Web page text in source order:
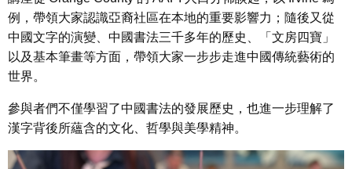
例，帶領大家認識亞裔社區在本地的重要影響力；隨後又從
中國文字的演變、中國書法三千多年的歷史、「文房四寶」
以及基本筆畫等方面，帶領大家一步步走進中國傳統藝術的
世界。
參與者們不僅學習了中國書法的發展歷史，也進一步理解了
漢字背後所蘊含的文化、哲學與美學精神。